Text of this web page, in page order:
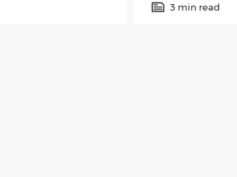
3 min read